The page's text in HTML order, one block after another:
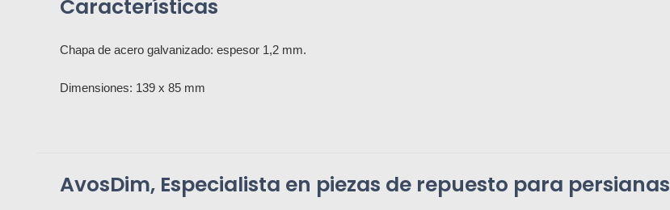
Características
Chapa de acero galvanizado: espesor 1,2 mm.
Dimensiones: 139 x 85 mm
AvosDim, Especialista en piezas de repuesto para persianas